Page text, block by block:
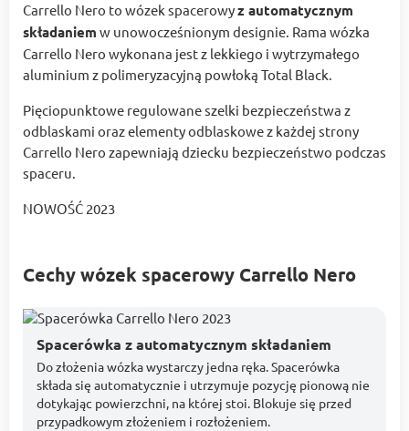
Carrello Nero to wózek spacerowyz automatycznym
składaniem w unowocześnionym designie. Rama wózka
Carrello Nero wykonana jest z lekkiego i wytrzymałego
aluminium z polimeryzacyjną powłoką Total Black.
Pięciopunktowe regulowane szelki bezpieczeństwa z
odblaskami oraz elementy odblaskowe z każdej strony
Carrello Nero zapewniają dziecku bezpieczeństwo podczas
spaceru.
NOWOŚĆ 2023
Cechy wózek spacerowy Carrello Nero
Spacerówka z automatycznym składaniem
Do złożenia wózka wystarczy jedna ręka. Spacerówka
składa się automatycznie i utrzymuje pozycję pionową nie
dotykając powierzchni, na której stoi. Blokuje się przed
przypadkowym złożeniem i rozłożeniem.